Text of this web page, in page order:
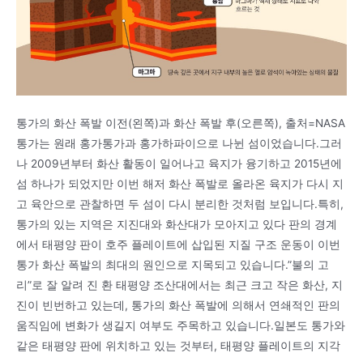
통가의 화산 폭발 이전(왼쪽)과 화산 폭발 후(오른쪽), 출처=NASA
통가는 원래 홍가통가과 홍가하파이으로 나뉜 섬이었습니다.그러
나 2009년부터 화산 활동이 일어나고 육지가 융기하고 2015년에
섬 하나가 되었지만 이번 해저 화산 폭발로 올라온 육지가 다시 지
고 육안으로 관찰하면 두 섬이 다시 분리한 것처럼 보입니다.특히,
통가의 있는 지역은 지진대와 화산대가 모아지고 있다 판의 경계
에서 태평양 판이 호주 플레이트에 삽입된 지질 구조 운동이 이번
통가 화산 폭발의 최대의 원인으로 지목되고 있습니다.”불의 고
리”로 잘 알려 진 환 태평양 조산대에서는 최근 크고 작은 화산, 지
진이 빈번하고 있는데, 통가의 화산 폭발에 의해서 연쇄적인 판의
움직임에 변화가 생길지 여부도 주목하고 있습니다.일본도 통가와
같은 태평양 판에 위치하고 있는 것부터, 태평양 플레이트의 지각